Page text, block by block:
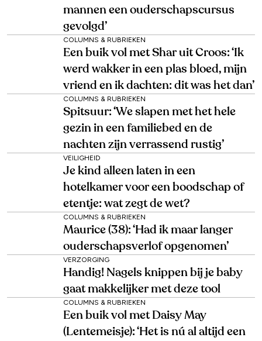
mannen een ouderschapscursus
gevolgd’
COLUMNS & RUBRIEKEN
Een buik vol met Shar uit Croos: ‘Ik
werd wakker in een plas bloed, mijn
vriend en ik dachten: dit was het dan’
COLUMNS & RUBRIEKEN
Spitsuur: ‘We slapen met het hele
gezin in een familiebed en de
nachten zijn verrassend rustig’
VEILIGHEID
Je kind alleen laten in een
hotelkamer voor een boodschap of
etentje: wat zegt de wet?
COLUMNS & RUBRIEKEN
Maurice (38): ‘Had ik maar langer
ouderschapsverlof opgenomen’
VERZORGING
Handig! Nagels knippen bij je baby
gaat makkelijker met deze tool
COLUMNS & RUBRIEKEN
Een buik vol met Daisy May
(Lentemeisje): ‘Het is nú al altijd een